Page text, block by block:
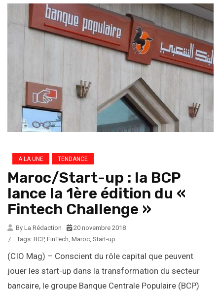
A LA UNE TENDANCE
Maroc/Start-up : la BCP
lance la 1ère édition du «
Fintech Challenge »
By La Rédaction
20 novembre 2018
/
Tags: BCP, FinTech Maroc Start-up
(CIO Mag) – Conscient du rôle capital que peuvent
jouer les start-up dans la transformation du secteur
bancaire, le groupe Banque Centrale Populaire (BCP)